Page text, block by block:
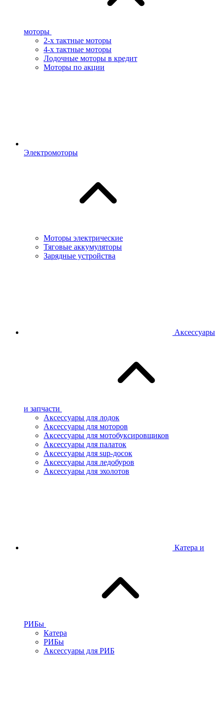
моторы
2-х тактные моторы
4-х тактные моторы
Лодочные моторы в кредит
Моторы по акции
Электромоторы
Моторы электрические
Тяговые аккумуляторы
Зарядные устройства
Аксессуары
и запчасти
Аксессуары для лодок
Аксессуары для моторов
Аксессуары для мотобуксировщиков
Аксессуары для палаток
Аксессуары для sup-досок
Аксессуары для ледобуров
Аксессуары для эхолотов
Катера и
РИБы
Катера
РИБы
Аксессуары для РИБ